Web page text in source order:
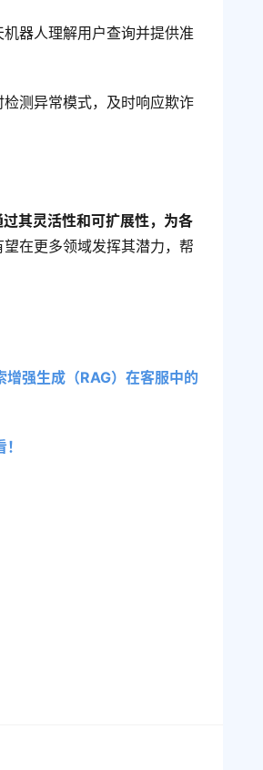
器人理解用户查询并提供准
测异常模式，及时响应欺诈
其灵活性和可扩展性，为各
在更多领域发挥其潜力，帮
强生成（RAG）在客服中的